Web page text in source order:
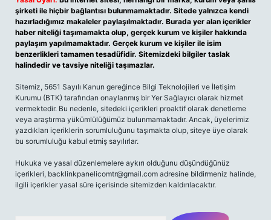
şirketi ile hiçbir bağlantısı bulunmamaktadır. Sitede yalnızca kendi
hazırladığımız makaleler paylaşılmaktadır. Burada yer alan içerikler
haber niteliği taşımamakta olup, gerçek kurum ve kişiler hakkında
paylaşım yapılmamaktadır. Gerçek kurum ve kişiler ile isim
benzerlikleri tamamen tesadüfidir. Sitemizdeki bilgiler taslak
halindedir ve tavsiye niteliği taşımazlar.
Sitemiz, 5651 Sayılı Kanun gereğince Bilgi Teknolojileri ve İletişim
Kurumu (BTK) tarafından onaylanmış bir Yer Sağlayıcı olarak hizmet
vermektedir. Bu nedenle, sitedeki içerikleri proaktif olarak denetleme
veya araştırma yükümlülüğümüz bulunmamaktadır. Ancak, üyelerimiz
yazdıkları içeriklerin sorumluluğunu taşımakta olup, siteye üye olarak
bu sorumluluğu kabul etmiş sayılırlar.
Hukuka ve yasal düzenlemelere aykırı olduğunu düşündüğünüz
içerikleri, backlinkpanelicomtr@gmail.com adresine bildirmeniz halinde,
ilgili içerikler yasal süre içerisinde sitemizden kaldırılacaktır.